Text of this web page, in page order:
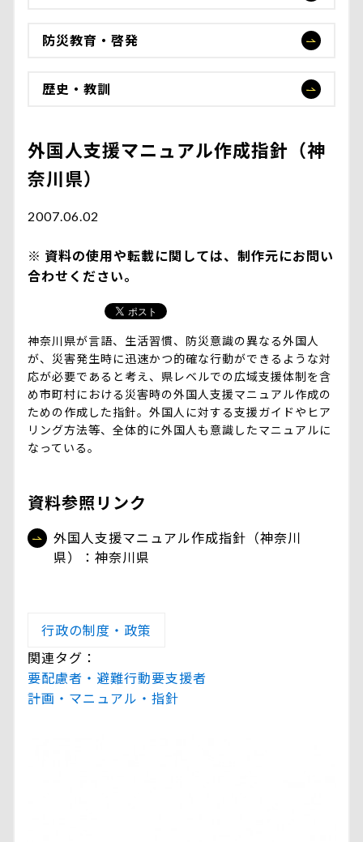
防災教育・啓発
歴史・教訓
外国人支援マニュアル作成指針（神
奈川県）
2007.06.02
資料の使用や転載に関しては、制作元にお問い
合わせください。
神奈川県が言語、生活習慣、防災意識の異なる外国人
が、災害発生時に迅速かつ的確な行動ができるような対
応が必要であると考え、県レベルでの広域支援体制を含
め市町村における災害時の外国人支援マニュアル作成の
ための作成した指針。外国人に対する支援ガイドやヒア
リング方法等、全体的に外国人も意識したマニュアルに
なっている。
資料参照リンク
外国人支援マニュアル作成指針（神奈川
県）：神奈川県
行政の制度・政策
関連タグ：
要配慮者・避難行動要支援者
計画・マニュアル・指針